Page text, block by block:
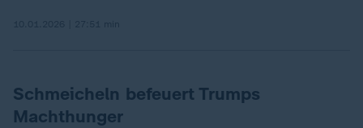
Schmeicheln befeuert Trumps
Machthunger